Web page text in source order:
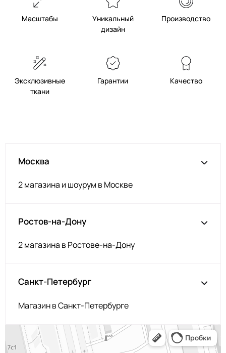
Масштабы
Уникальный
дизайн
Производство
Эксклюзивные
ткани
Гарантии Качество
Москва
2 магазина и шоурум в Москве
Ростов-на-Дону
2 магазина в Ростове-на-Дону
Санкт-Петербург
Магазин в Санкт-Петербурге